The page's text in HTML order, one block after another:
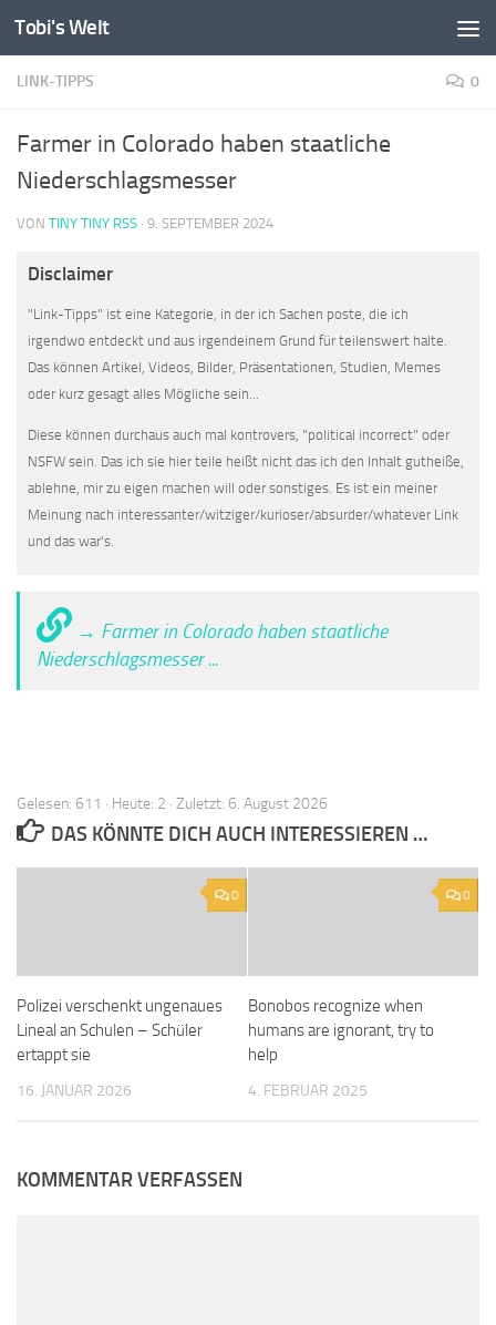
Zum Inhalt springen
Tobi's Welt
LINK-TIPPS 0
Farmer in Colorado haben staatliche
Niederschlagsmesser
VON TINY TINY RSS · 9. SEPTEMBER 2024
Disclaimer
"Link-Tipps" ist eine Kategorie, in der ich Sachen poste, die ich
irgendwo entdeckt und aus irgendeinem Grund für teilenswert halte.
Das können Artikel, Videos, Bilder, Präsentationen, Studien, Memes
oder kurz gesagt alles Mögliche sein...
Diese können durchaus auch mal kontrovers, "political incorrect" oder
NSFW sein. Das ich sie hier teile heißt nicht das ich den Inhalt gutheiße,
ablehne, mir zu eigen machen will oder sonstiges. Es ist ein meiner
Meinung nach interessanter/witziger/kurioser/absurder/whatever Link
und das war's.
→ Farmer in Colorado haben staatliche
Niederschlagsmesser ...
Gelesen: 611 · Heute: 2 · Zuletzt: 6. August 2026
DAS KÖNNTE DICH AUCH INTERESSIEREN …
0
Polizei verschenkt ungenaues
Lineal an Schulen – Schüler
ertappt sie
16. JANUAR 2026
0
Bonobos recognize when
humans are ignorant, try to
help
4. FEBRUAR 2025
KOMMENTAR VERFASSEN